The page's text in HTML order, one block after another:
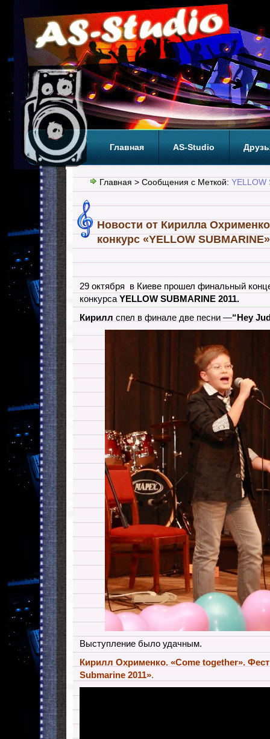
Главная AS-Studio
Теги ТОП
Главная > Сообщения с Меткой: YELLOW
Новости от Кирилла
конкурс «YELLOW
29 октября в Киеве прошел финальный
конкурса YELLOW SUBMARINE 2011.
Кирилл спел в финале две песни —“Hey
Выступление было удачным.
Кирилл Охрименко. «Come together».
Submarine 2011».